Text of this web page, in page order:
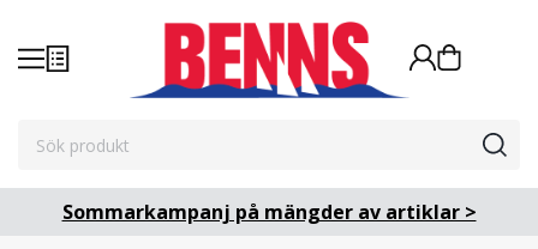
Sommarkampanj på mängder av artiklar >